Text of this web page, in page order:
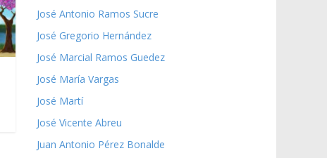
José Antonio Ramos Sucre
José Gregorio Hernández
José Marcial Ramos Guedez
José María Vargas
José Martí
José Vicente Abreu
Juan Antonio Pérez Bonalde